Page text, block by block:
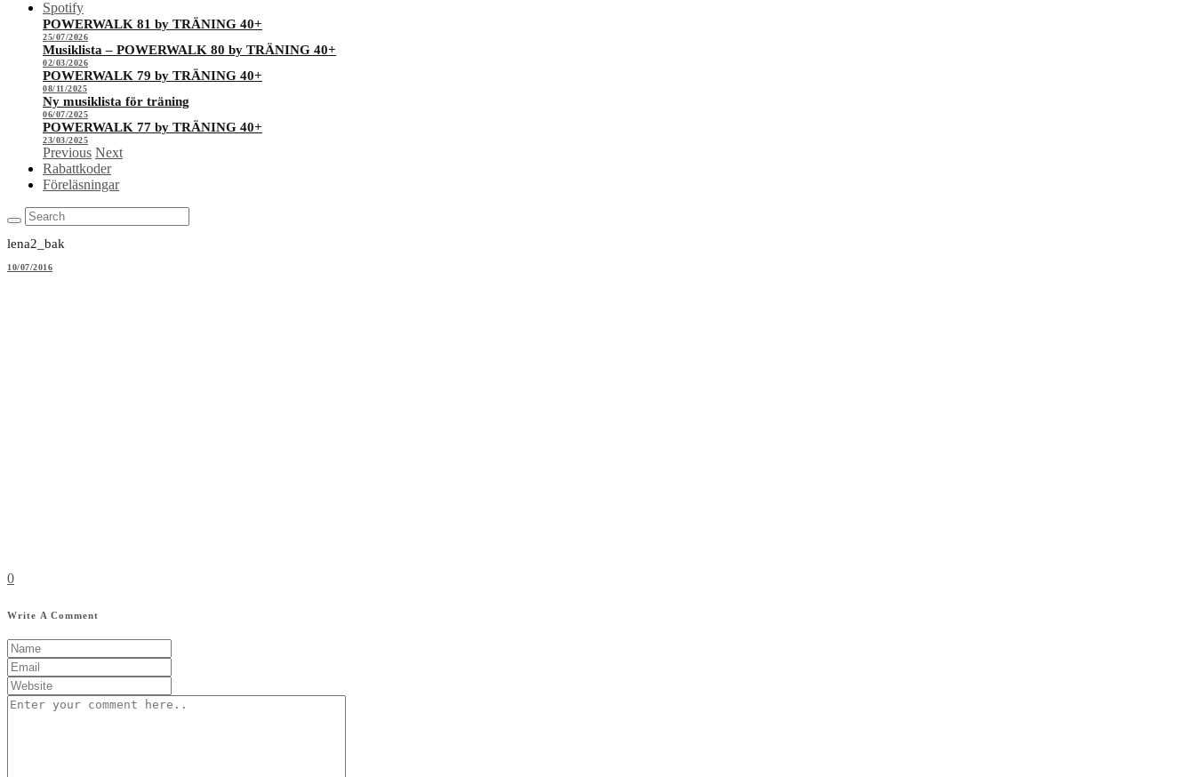
Spotify
POWERWALK 81 by TRÄNING 40+
25/07/2026
Musiklista – POWERWALK 80 by TRÄNING 40+
02/03/2026
POWERWALK 79 by TRÄNING 40+
08/11/2025
Ny musiklista för träning
06/07/2025
POWERWALK 77 by TRÄNING 40+
23/03/2025
Previous Next
Rabattkoder
Föreläsningar
lena2_bak
10/07/2016
0
Write A Comment